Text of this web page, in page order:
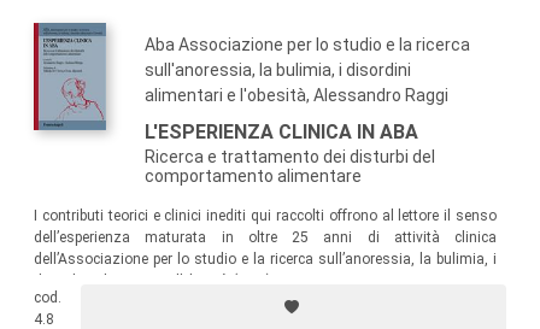
dell'anoressia e bulimia costituiscono una frontiera attuale
del discorso psicoanalitico.
Questa collana ospita contributi teorici prodotti
nell'ambito dell'esperienza clinica e delle attività
scientifiche dell'ABA (Associazione per lo studio e la
ricerca sull'anoressia, la bulimia, i disordini alimentari e
Qual è la logica che ispira il soggetto anoressico-bulimico?
In che modo essa deve essere clinicamente definita
rispettando il criterio strutturale della diagnosi
differenziale? Come considerare certe posizioni estreme
Aba Associazione per lo studio e la ricerca
sull'anoressia, la bulimia, i disordini
alimentari e l'obesità, Alessandro Raggi
L'ESPERIENZA CLINICA IN ABA
Ricerca e trattamento dei disturbi del
comportamento alimentare
I contributi teorici e clinici inediti qui raccolti offrono al lettore il senso
dell’esperienza maturata in oltre 25 anni di attività clinica
dell’Associazione per lo studio e la ricerca sull’anoressia, la bulimia, i
cod.
4.8